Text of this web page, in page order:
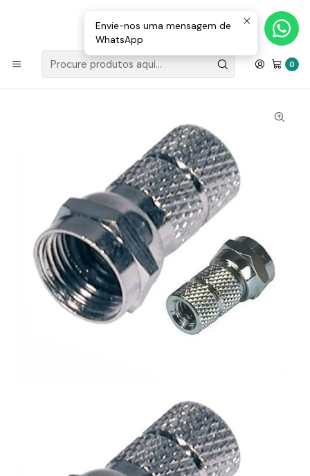
0
Loja Valongo: 220 150 143 (chamada para a rede fixa nacional) «»
E-mail: geral@movenergy.pt
Início MATERIAL ELÉTRICO
Ficha "F" Fêmea Niquelada P/ Cabo 6.8MM RG6 C/ 1 O-Ring
Envie-nos uma mensagem de
WhatsApp